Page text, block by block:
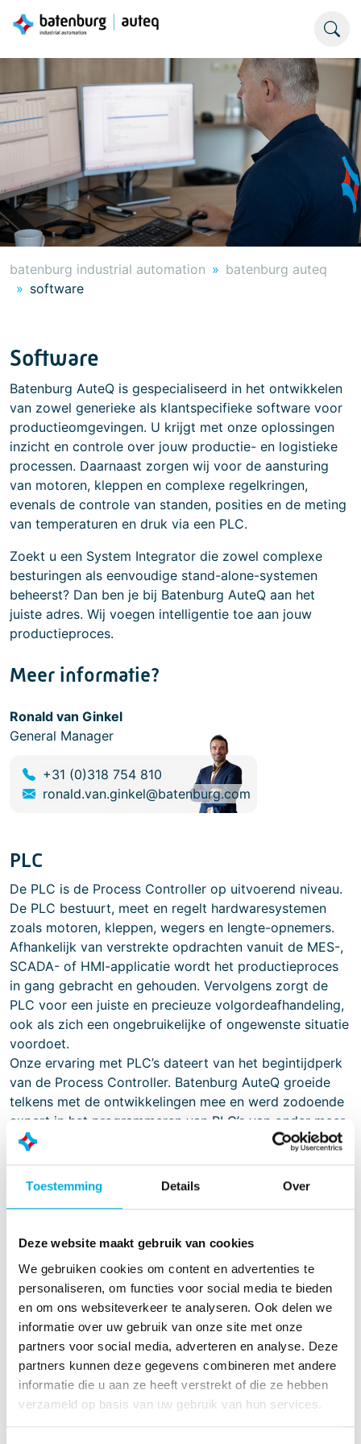
Toestemming Details Over
Deze website maakt gebruik van cookies
We gebruiken cookies om content en advertenties te
personaliseren, om functies voor social media te bieden
en om ons websiteverkeer te analyseren. Ook delen we
informatie over uw gebruik van onze site met onze
partners voor social media, adverteren en analyse. Deze
partners kunnen deze gegevens combineren met andere
informatie die u aan ze heeft verstrekt of die ze hebben
verzameld op basis van uw gebruik van hun services.
batenburg industrial automation
batenburg auteq
software
Software
Batenburg AuteQ is gespecialiseerd in het ontwikkelen
van zowel generieke als klantspecifieke software voor
productieomgevingen. U krijgt met onze oplossingen
inzicht en controle over jouw productie- en logistieke
processen. Daarnaast zorgen wij voor de aansturing
van motoren, kleppen en complexe regelkringen,
evenals de controle van standen, posities en de meting
van temperaturen en druk via een PLC.
Zoekt u een System Integrator die zowel complexe
besturingen als eenvoudige stand-alone-systemen
beheerst? Dan ben je bij Batenburg AuteQ aan het
juiste adres. Wij voegen intelligentie toe aan jouw
productieproces.
Meer informatie?
Ronald van Ginkel
General Manager
+31 (0)318 754 810
ronald.van.ginkel@batenburg.com
PLC
De PLC is de Process Controller op uitvoerend niveau.
De PLC bestuurt, meet en regelt hardwaresystemen
zoals motoren, kleppen, wegers en lengte-opnemers.
Afhankelijk van verstrekte opdrachten vanuit de MES-,
SCADA- of HMI-applicatie wordt het productieproces
in gang gebracht en gehouden. Vervolgens zorgt de
PLC voor een juiste en precieuze volgordeafhandeling,
ook als zich een ongebruikelijke of ongewenste situatie
voordoet.
Onze ervaring met PLC’s dateert van het begintijdperk
van de Process Controller. Batenburg AuteQ groeide
telkens met de ontwikkelingen mee en werd zodoende
expert in het programmeren van PLC’s van onder meer
Siemens, Allen-Bradley (Rockwell) en Mitsubishi. Ook
AuteQ aan het juiste adres.
Door middel van een SCADA-applicatie wordt proces-
en productflow gevisualiseerd, veelal middels een
flowdiagram. Daarbij wordt gebruik gemaakt van live-
data uit de PLC. Momentane en actuele
proceswaarden, statussen, standen en allerhande
meldingen zoals ‘Alarmen’ en ‘Events’ worden getoond
en waar nodig bijgehouden. SCADA geeft de operator
direct zicht op het machinepark en het
productieverloop. Daarmee heeft hij tegelijkertijd de
mogelijkheid om snel en effectief in te grijpen op een